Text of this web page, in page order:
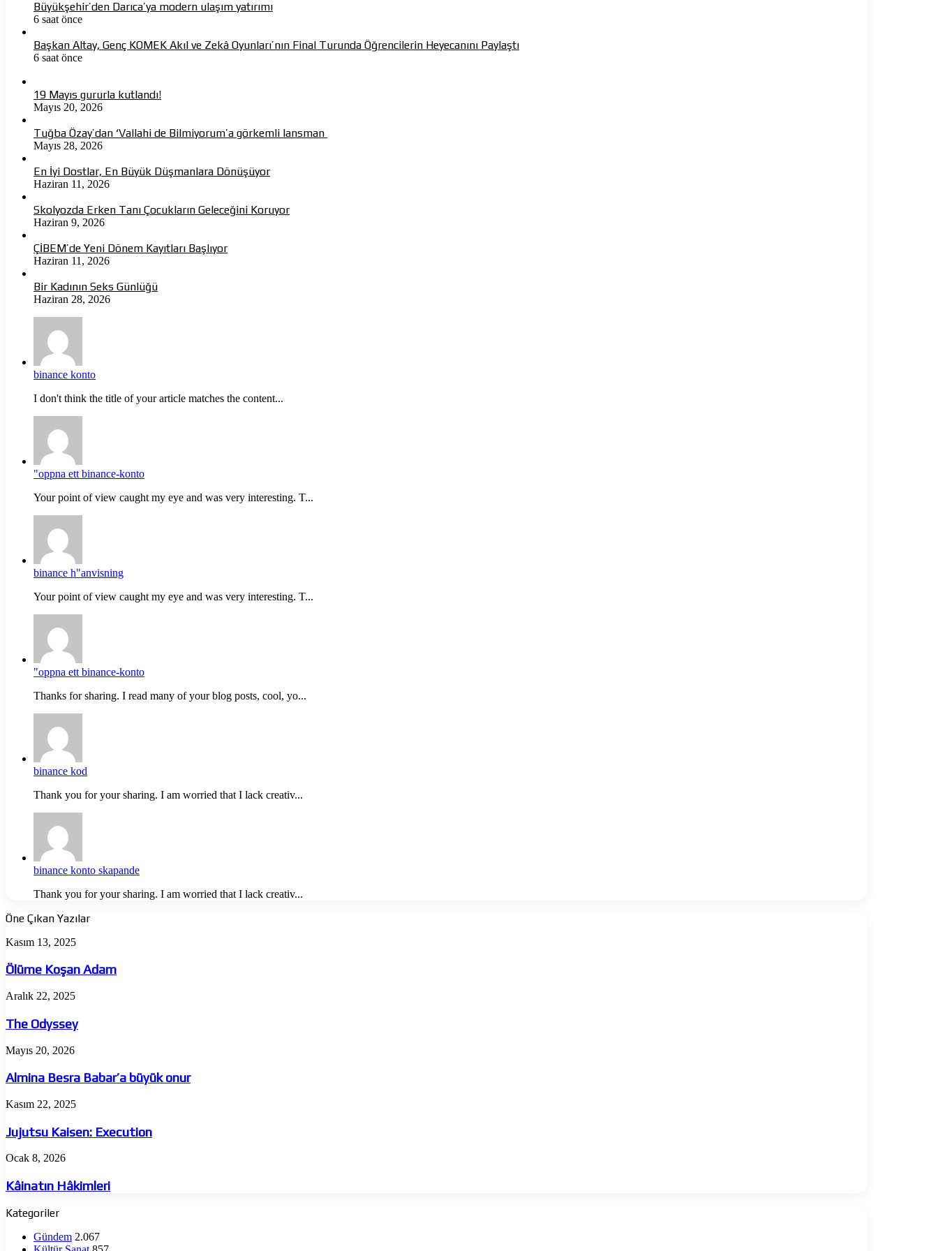
Büyükşehir’den Darıca’ya modern ulaşım yatırımı
6 saat önce
Başkan Altay, Genç KOMEK Akıl ve Zekâ Oyunları’nın Final Turunda Öğrencilerin Heyecanını Paylaştı
6 saat önce
19 Mayıs gururla kutlandı!
Mayıs 20, 2026
Tuğba Özay’dan ‘Vallahi de Bilmiyorum’a görkemli lansman
Mayıs 28, 2026
En İyi Dostlar, En Büyük Düşmanlara Dönüşüyor
Haziran 11, 2026
Skolyozda Erken Tanı Çocukların Geleceğini Koruyor
Haziran 9, 2026
ÇİBEM’de Yeni Dönem Kayıtları Başlıyor
Haziran 11, 2026
Bir Kadının Seks Günlüğü
Haziran 28, 2026
binance konto
I don't think the title of your article matches the content...
"oppna ett binance-konto
Your point of view caught my eye and was very interesting. T...
binance h"anvisning
Your point of view caught my eye and was very interesting. T...
"oppna ett binance-konto
Thanks for sharing. I read many of your blog posts, cool, yo...
binance kod
Thank you for your sharing. I am worried that I lack creativ...
binance konto skapande
Thank you for your sharing. I am worried that I lack creativ...
Öne Çıkan Yazılar
Ölüme
Adam
Kasım 13, 2025
Ölüme Koşan Adam
The
Aralık 22, 2025
The Odyssey
Almina
Babar’a
büyük
onur
Mayıs 20, 2026
Almina Besra Babar’a büyük onur
Jujutsu
Execution
Kasım 22, 2025
Jujutsu Kaisen: Execution
Kâinatın
Ocak 8, 2026
Kâinatın Hâkimleri
Kategoriler
Gündem 2.067